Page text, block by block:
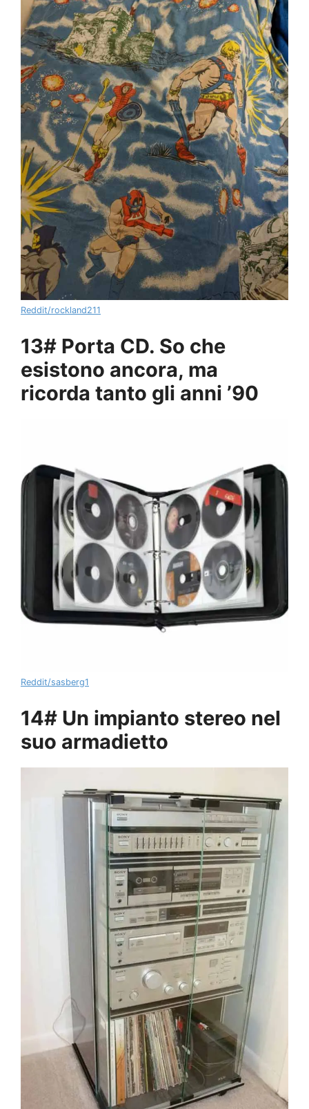
Reddit/rockland211
13# Porta CD. So che
esistono ancora, ma
ricorda tanto gli anni ’90
Reddit/sasberg1
14# Un impianto stereo nel
suo armadietto